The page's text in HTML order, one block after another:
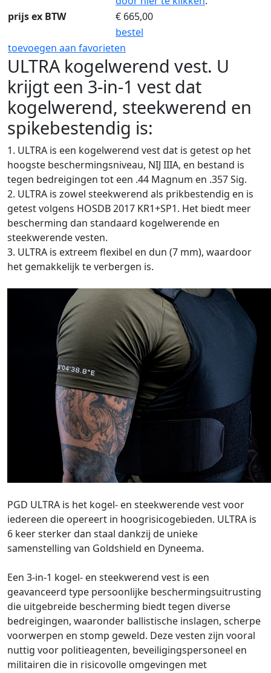
prijs ex BTW
€ 665,00
bestel
toevoegen aan favorieten
ULTRA kogelwerend vest. U
krijgt een 3-in-1 vest dat
kogelwerend, steekwerend en
spikebestendig is:
1. ULTRA is een kogelwerend vest dat is getest op het
hoogste beschermingsniveau, NIJ IIIA, en bestand is
tegen bedreigingen tot een .44 Magnum en .357 Sig.
2. ULTRA is zowel steekwerend als prikbestendig en is
getest volgens HOSDB 2017 KR1+SP1. Het biedt meer
bescherming dan standaard kogelwerende en
steekwerende vesten.
3. ULTRA is extreem flexibel en dun (7 mm), waardoor
het gemakkelijk te verbergen is.
PGD ULTRA is het kogel- en steekwerende vest voor
iedereen die opereert in hoogrisicogebieden. ULTRA is
6 keer sterker dan staal dankzij de unieke
samenstelling van Goldshield en Dyneema.
Een 3-in-1 kogel- en steekwerend vest is een
geavanceerd type persoonlijke beschermingsuitrusting
die uitgebreide bescherming biedt tegen diverse
bedreigingen, waaronder ballistische inslagen, scherpe
voorwerpen en stomp geweld. Deze vesten zijn vooral
nuttig voor politieagenten, beveiligingspersoneel en
militairen die in risicovolle omgevingen met